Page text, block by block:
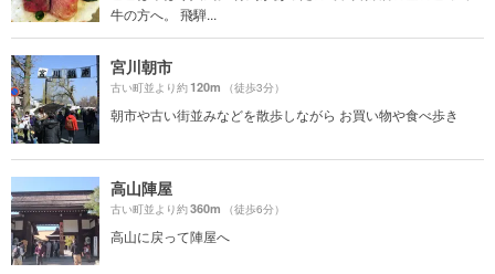
牛の方へ。 飛騨...
宮川朝市
古い町並より約120m （徒歩3分）
朝市や古い街並みなどを散歩しながら お買い物や食べ歩き
高山陣屋
古い町並より約360m （徒歩6分）
高山に戻って陣屋へ